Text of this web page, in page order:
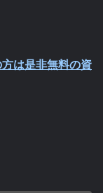
は是非無料の資